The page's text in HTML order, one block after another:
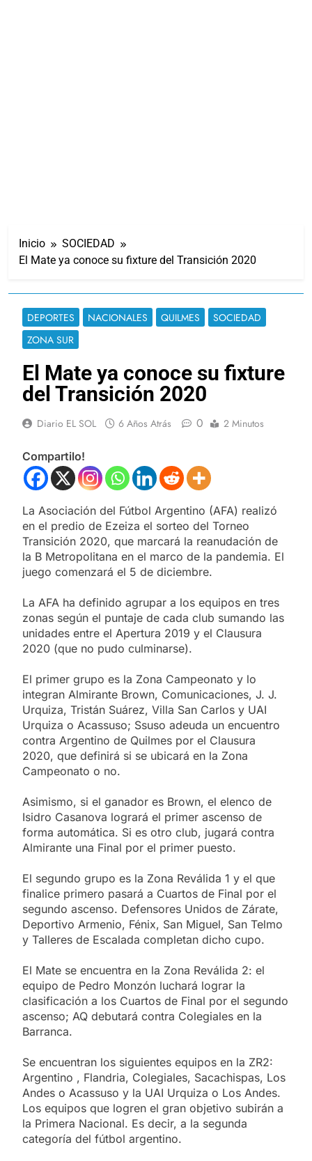
Inicio
SOCIEDAD
El Mate ya conoce su fixture del Transición 2020
DEPORTES NACIONALES QUILMES
SOCIEDAD
ZONA SUR
El Mate ya conoce su fixture
del Transición 2020
Diario EL SOL 6 Años Atrás 0 2 Minutos
Compartilo!
La Asociación del Fútbol Argentino (AFA) realizó
en el predio de Ezeiza el sorteo del Torneo
Transición 2020, que marcará la reanudación de
la B Metropolitana en el marco de la pandemia. El
juego comenzará el 5 de diciembre.
La AFA ha definido agrupar a los equipos en tres
zonas según el puntaje de cada club sumando las
unidades entre el Apertura 2019 y el Clausura
2020 (que no pudo culminarse).
El primer grupo es la Zona Campeonato y lo
integran Almirante Brown, Comunicaciones, J. J.
Urquiza, Tristán Suárez, Villa San Carlos y UAI
Urquiza o Acassuso; Ssuso adeuda un encuentro
contra Argentino de Quilmes por el Clausura
2020, que definirá si se ubicará en la Zona
Campeonato o no.
Asimismo, si el ganador es Brown, el elenco de
Isidro Casanova logrará el primer ascenso de
forma automática. Si es otro club, jugará contra
Almirante una Final por el primer puesto.
El segundo grupo es la Zona Reválida 1 y el que
finalice primero pasará a Cuartos de Final por el
segundo ascenso. Defensores Unidos de Zárate,
Deportivo Armenio, Fénix, San Miguel, San Telmo
y Talleres de Escalada completan dicho cupo.
El Mate se encuentra en la Zona Reválida 2: el
equipo de Pedro Monzón luchará lograr la
clasificación a los Cuartos de Final por el segundo
ascenso; AQ debutará contra Colegiales en la
Barranca.
Se encuentran los siguientes equipos en la ZR2:
Argentino , Flandria, Colegiales, Sacachispas, Los
Andes o Acassuso y la UAI Urquiza o Los Andes.
Los equipos que logren el gran objetivo subirán a
la Primera Nacional. Es decir, a la segunda
categoría del fútbol argentino.